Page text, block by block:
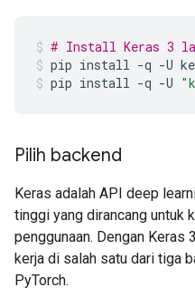
# Install Keras 3
pip install -q -U
pip install -q -U
Pilih backend
Keras adalah API deep
tinggi yang dirancang untuk
penggunaan. Dengan Keras
kerja di salah satu dari tiga
PyTorch.